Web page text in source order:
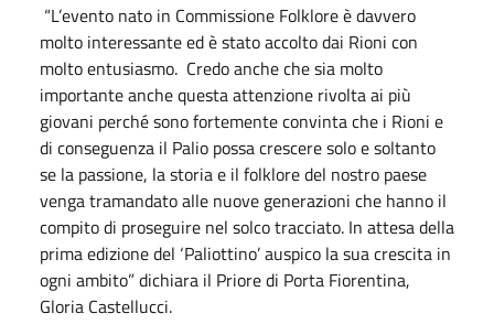
“L’evento nato in Commissione Folklore è davvero
molto interessante ed è stato accolto dai Rioni con
molto entusiasmo. Credo anche che sia molto
importante anche questa attenzione rivolta ai più
giovani perché sono fortemente convinta che i Rioni e
di conseguenza il Palio possa crescere solo e soltanto
se la passione, la storia e il folklore del nostro paese
venga tramandato alle nuove generazioni che hanno il
compito di proseguire nel solco tracciato. In attesa della
prima edizione del ‘Paliottino’ auspico la sua crescita in
ogni ambito” dichiara il Priore di Porta Fiorentina,
Gloria Castellucci.